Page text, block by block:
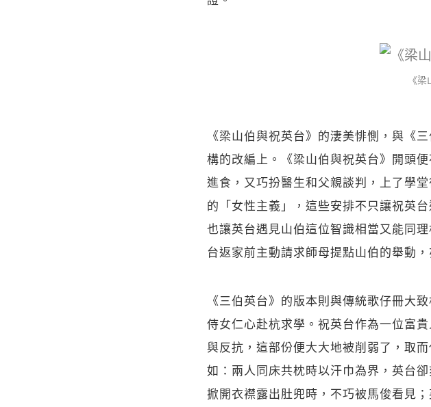
《
《梁山伯與祝英台》的淒美悱惻，與《
構的改編上。《梁山伯與祝英台》開頭
進食，又巧扮醫生和父親談判，上了學
的「女性主義」，這些安排不只讓祝英
也讓英台遇見山伯這位智識相當又能同
台返家前主動請求師母提點山伯的舉動
《三伯英台》的版本則與傳統歌仔冊大
侍女仁心赴杭求學。祝英台作為一位富
與反抗，這部份便大大地被削弱了，取
如：兩人同床共枕時以汗巾為界，英台
掀開衣襟露出肚兜時，不巧被馬俊看見